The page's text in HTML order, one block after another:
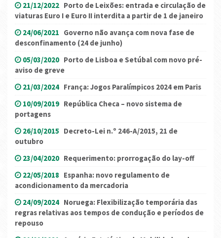
21/12/2022 Porto de Leixões: entrada e circulação de
viaturas Euro I e Euro II interdita a partir de 1 de janeiro
24/06/2021 Governo não avança com nova fase de
desconfinamento (24 de junho)
05/03/2020 Porto de Lisboa e Setúbal com novo pré-
aviso de greve
21/03/2024 França: Jogos Paralímpicos 2024 em Paris
10/09/2019 República Checa – novo sistema de
portagens
26/10/2015 Decreto-Lei n.º 246-A/2015, 21 de
outubro
23/04/2020 Requerimento: prorrogação do lay-off
22/05/2018 Espanha: novo regulamento de
acondicionamento da mercadoria
24/09/2024 Noruega: Flexibilização temporária das
regras relativas aos tempos de condução e períodos de
repouso